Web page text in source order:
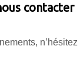
contacter